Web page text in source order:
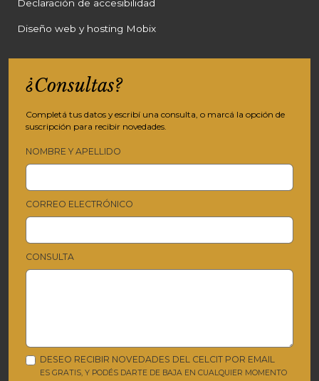
Declaración de accesibilidad
Diseño web y hosting Mobix
¿Consultas?
Completá tus datos y escribí una consulta, o marcá la opción de
suscripción para recibir novedades.
NOMBRE Y APELLIDO
CORREO ELECTRÓNICO
CONSULTA
DESEO RECIBIR NOVEDADES DEL CELCIT POR EMAIL
ES GRATIS, Y PODÉS DARTE DE BAJA EN CUALQUIER MOMENTO